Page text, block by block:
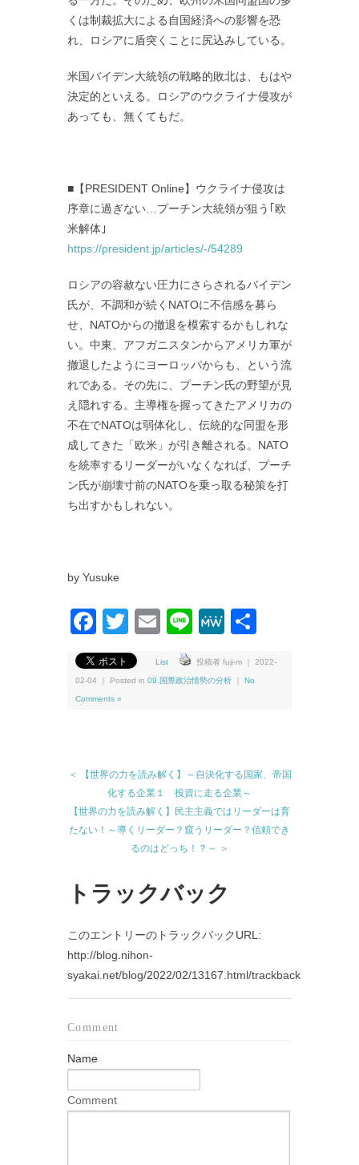
くは制裁拡大による自国経済への影響を恐
れ、ロシアに盾突くことに尻込みしている。
米国バイデン大統領の戦略的敗北は、もはや
決定的といえる。ロシアのウクライナ侵攻が
あっても、無くてもだ。
■【PRESIDENT Online】ウクライナ侵攻は
序章に過ぎない…プーチン大統領が狙う｢欧
米解体｣
https://president.jp/articles/-/54289
ロシアの容赦ない圧力にさらされるバイデン
氏が、不調和が続くNATOに不信感を募ら
せ、NATOからの撤退を模索するかもしれな
い。中東、アフガニスタンからアメリカ軍が
撤退したようにヨーロッパからも、という流
れである。その先に、プーチン氏の野望が見
え隠れする。主導権を握ってきたアメリカの
不在でNATOは弱体化し、伝統的な同盟を形
成してきた「欧米」が引き離される。NATO
を統率するリーダーがいなくなれば、プーチ
ン氏が崩壊寸前のNATOを乗っ取る秘策を打
ち出すかもしれない。
by Yusuke
Facebook
Twitter
EmailLineMeWe
List 投稿者 fuji-m ｜ 2022-
02-04 ｜ Posted in 09.国際政治情勢の分析 No
Comments »
＜ 【世界の力を読み解く】～自決化する国家、帝国
化する企業１ 投資に走る企業～
【世界の力を読み解く】民主主義ではリーダーは育
たない！～導くリーダー？窺うリーダー？信頼でき
るのはどっち！？～ ＞
トラックバック
このエントリーのトラックバックURL:
http://blog.nihon-
syakai.net/blog/2022/02/13167.html/trackback
Comment
Name
Comment